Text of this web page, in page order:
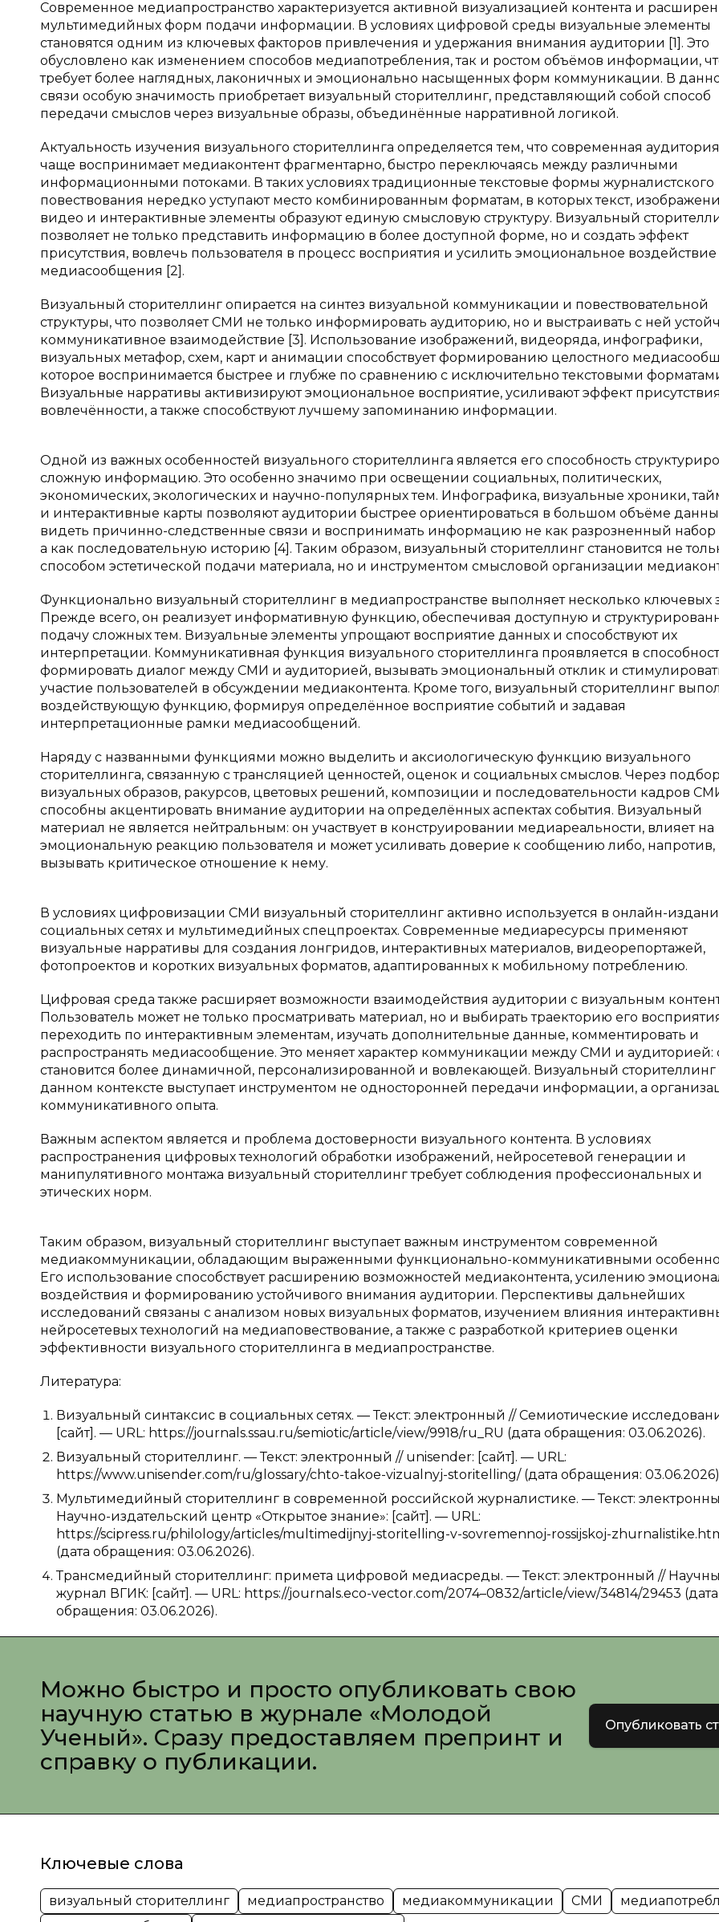
Современное медиапространство характеризуется активной визуализацией контента и
мультимедийных форм подачи информации. В условиях цифровой среды визуальные элементы
становятся одним из ключевых факторов привлечения и удержания внимания аудитории [1]. Это
обусловлено как изменением способов медиапотребления, так и ростом объёмов информации,
требует более наглядных, лаконичных и эмоционально насыщенных форм коммуникации. В
связи особую значимость приобретает визуальный сторителлинг, представляющий собой способ
передачи смыслов через визуальные образы, объединённые нарративной логикой.
Актуальность изучения визуального сторителлинга определяется тем, что современная
чаще воспринимает медиаконтент фрагментарно, быстро переключаясь между различными
информационными потоками. В таких условиях традиционные текстовые формы журналистского
повествования нередко уступают место комбинированным форматам, в которых текст,
видео и интерактивные элементы образуют единую смысловую структуру. Визуальный
позволяет не только представить информацию в более доступной форме, но и создать эффект
присутствия, вовлечь пользователя в процесс восприятия и усилить эмоциональное воздействие
медиасообщения [2].
Визуальный сторителлинг опирается на синтез визуальной коммуникации и повествовательной
структуры, что позволяет СМИ не только информировать аудиторию, но и выстраивать с ней
коммуникативное взаимодействие [3]. Использование изображений, видеоряда, инфографики,
визуальных метафор, схем, карт и анимации способствует формированию целостного
которое воспринимается быстрее и глубже по сравнению с исключительно текстовыми
Визуальные нарративы активизируют эмоциональное восприятие, усиливают эффект
вовлечённости, а также способствуют лучшему запоминанию информации.
Одной из важных особенностей визуального сторителлинга является его способность
сложную информацию. Это особенно значимо при освещении социальных, политических,
экономических, экологических и научно-популярных тем. Инфографика, визуальные хроники,
и интерактивные карты позволяют аудитории быстрее ориентироваться в большом объёме
видеть причинно-следственные связи и воспринимать информацию не как разрозненный набор
а как последовательную историю [4]. Таким образом, визуальный сторителлинг становится не
способом эстетической подачи материала, но и инструментом смысловой организации
Функционально визуальный сторителлинг в медиапространстве выполняет несколько ключевых
Прежде всего, он реализует информативную функцию, обеспечивая доступную и
подачу сложных тем. Визуальные элементы упрощают восприятие данных и способствуют их
интерпретации. Коммуникативная функция визуального сторителлинга проявляется в
формировать диалог между СМИ и аудиторией, вызывать эмоциональный отклик и
участие пользователей в обсуждении медиаконтента. Кроме того, визуальный сторителлинг
воздействующую функцию, формируя определённое восприятие событий и задавая
интерпретационные рамки медиасообщений.
Наряду с названными функциями можно выделить и аксиологическую функцию визуального
сторителлинга, связанную с трансляцией ценностей, оценок и социальных смыслов. Через подбор
визуальных образов, ракурсов, цветовых решений, композиции и последовательности кадров
способны акцентировать внимание аудитории на определённых аспектах события. Визуальный
материал не является нейтральным: он участвует в конструировании медиареальности, влияет на
эмоциональную реакцию пользователя и может усиливать доверие к сообщению либо, напротив,
вызывать критическое отношение к нему.
В условиях цифровизации СМИ визуальный сторителлинг активно используется в онлайн-
социальных сетях и мультимедийных спецпроектах. Современные медиаресурсы применяют
визуальные нарративы для создания лонгридов, интерактивных материалов, видеорепортажей,
фотопроектов и коротких визуальных форматов, адаптированных к мобильному потреблению.
Цифровая среда также расширяет возможности взаимодействия аудитории с визуальным
Пользователь может не только просматривать материал, но и выбирать траекторию его
переходить по интерактивным элементам, изучать дополнительные данные, комментировать и
распространять медиасообщение. Это меняет характер коммуникации между СМИ и аудиторией:
становится более динамичной, персонализированной и вовлекающей. Визуальный сторителлинг
данном контексте выступает инструментом не односторонней передачи информации, а
коммуникативного опыта.
Важным аспектом является и проблема достоверности визуального контента. В условиях
распространения цифровых технологий обработки изображений, нейросетевой генерации и
манипулятивного монтажа визуальный сторителлинг требует соблюдения профессиональных и
этических норм.
Таким образом, визуальный сторителлинг выступает важным инструментом современной
медиакоммуникации, обладающим выраженными функционально-коммуникативными
Его использование способствует расширению возможностей медиаконтента, усилению
воздействия и формированию устойчивого внимания аудитории. Перспективы дальнейших
исследований связаны с анализом новых визуальных форматов, изучением влияния
нейросетевых технологий на медиаповествование, а также с разработкой критериев оценки
эффективности визуального сторителлинга в медиапространстве.
Литература:
Визуальный синтаксис в социальных сетях. — Текст: электронный // Семиотические
[сайт]. — URL: https://journals.ssau.ru/semiotic/article/view/9918/ru_RU (дата обращения: 03.06.2026).
Визуальный сторителлинг. — Текст: электронный // unisender: [сайт]. — URL:
https://www.unisender.com/ru/glossary/chto-takoe-vizualnyj-storitelling/ (дата обращения:
Мультимедийный сторителлинг в современной российской журналистике. — Текст:
Научно-издательский центр «Открытое знание»: [сайт]. — URL:
https://scipress.ru/philology/articles/multimedijnyj-storitelling-v-sovremennoj-rossijskoj-
(дата обращения: 03.06.2026).
Трансмедийный сторителлинг: примета цифровой медиасреды. — Текст: электронный //
журнал ВГИК: [сайт]. — URL: https://journals.eco-vector.com/2074–0832/article/view/34814/29453 (дата
обращения: 03.06.2026).
Можно быстро и просто опубликовать свою
научную статью в журнале «Молодой
Ученый». Сразу предоставляем препринт и
справку о публикации.
Опубликовать
Ключевые слова
визуальный сторителлинг медиапространство медиакоммуникации СМИ